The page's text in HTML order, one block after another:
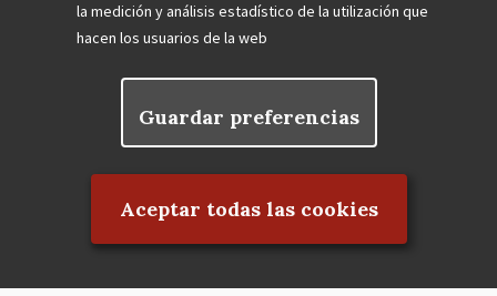
la medición y análisis estadístico de la utilización que
hacen los usuarios de la web
Guardar preferencias
Aceptar todas las cookies